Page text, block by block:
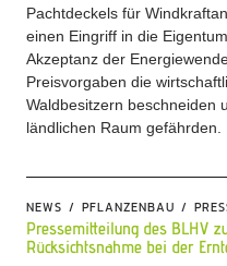
Pachtdeckels für
einen Eingriff in die
Akzeptanz der
Preisvorgaben die
Waldbesitzern beschneiden
ländlichen Raum gefährden.
NEWS PFLANZENBAU
Pressemitteilung des BLHV
Rücksichtsnahme bei der